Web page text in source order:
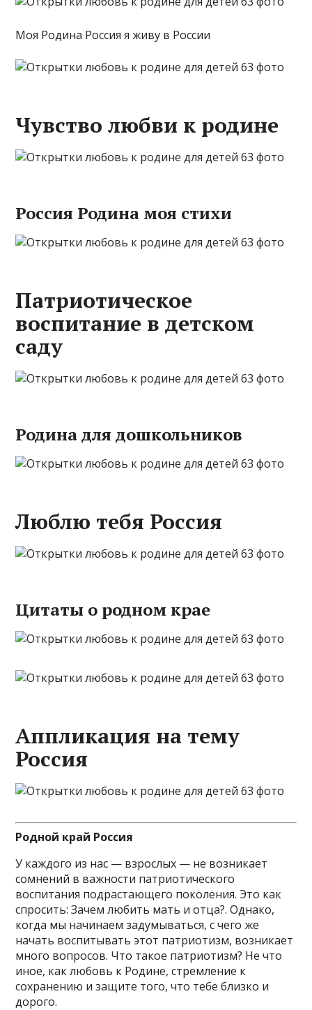
Моя Родина Россия я живу в России
Чувство любви к родине
Россия Родина моя стихи
Патриотическое
воспитание в детском
саду
Родина для дошкольников
Люблю тебя Россия
Цитаты о родном крае
Аппликация на тему
Россия
Родной край Россия
У каждого из нас — взрослых — не возникает
сомнений в важности патриотического
воспитания подрастающего поколения. Это как
спросить: Зачем любить мать и отца?. Однако,
когда мы начинаем задумываться, с чего же
начать воспитывать этот патриотизм, возникает
много вопросов. Что такое патриотизм? Не что
иное, как любовь к Родине, стремление к
сохранению и защите того, что тебе близко и
дорого.